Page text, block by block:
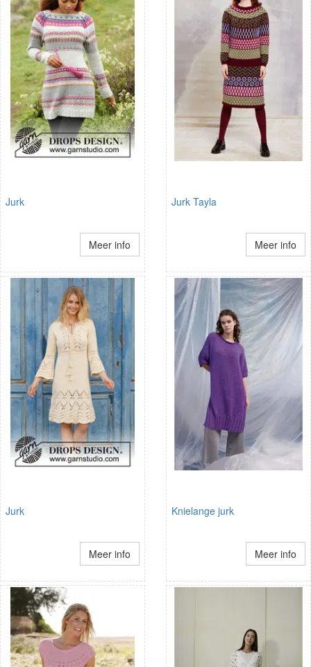
Jurk
Meer info
Jurk Tayla
Meer info
Jurk
Meer info
Knielange jurk
Meer info